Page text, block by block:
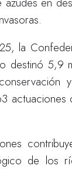
la
destinó 5,9
actuaciones
de los